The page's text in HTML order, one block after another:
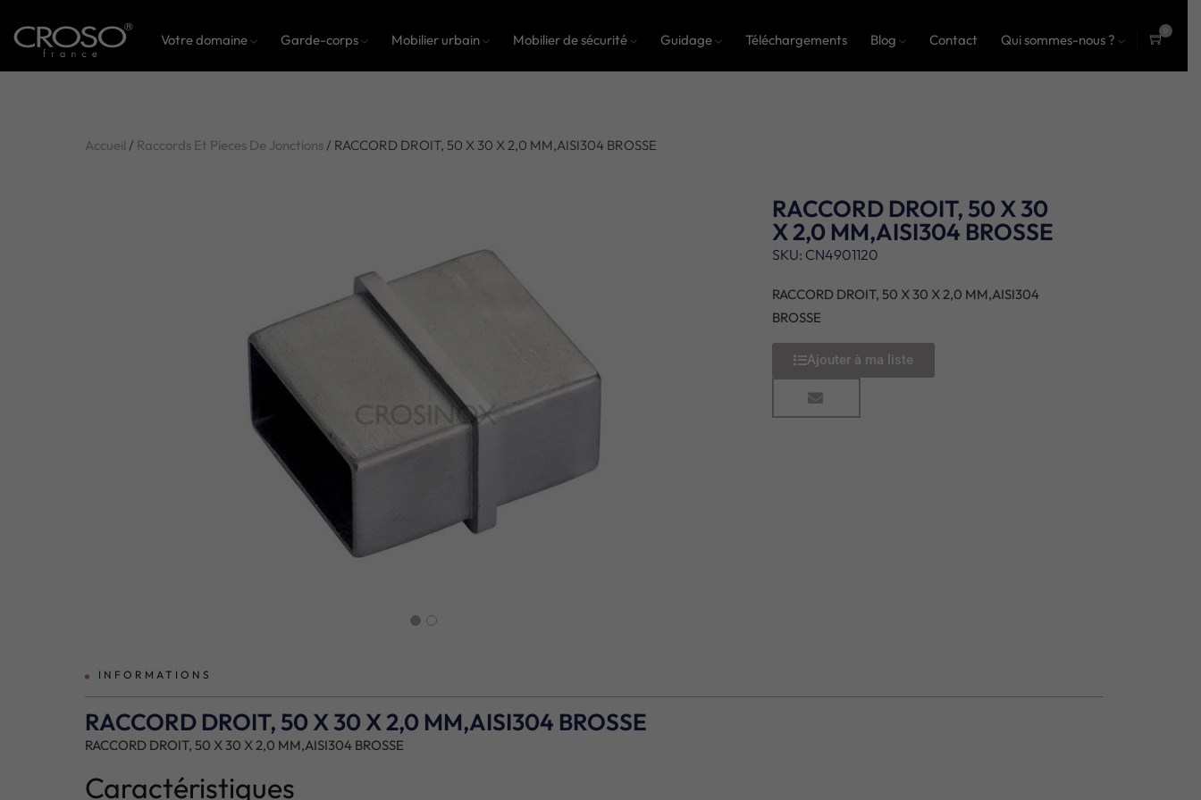
Votre domaine Garde-corps Mobilier urbain Mobilier de sécurité Guidage Téléchargements Blog Contact Qui sommes-nous ?
0
Accueil / Raccords Et Pieces De Jonctions/ RACCORD DROIT, 50 X 30 X 2,0 MM,AISI304 BROSSE
RACCORD DROIT, 50 X 30
X 2,0 MM,AISI304 BROSSE
SKU: CN4901120
RACCORD DROIT, 50 X 30 X 2,0 MM,AISI304
BROSSE
Ajouter à ma liste
INFORMATIONS
RACCORD DROIT, 50 X 30 X 2,0 MM,AISI304 BROSSE
RACCORD DROIT, 50 X 30 X 2,0 MM,AISI304 BROSSE
Caractéristiques